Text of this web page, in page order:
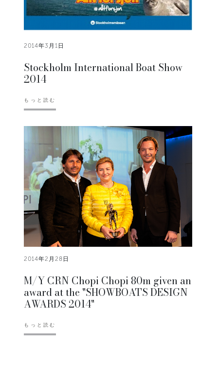
2014年3月1日
Stockholm International Boat Show
2014
もっと読む
2014年2月28日
M/Y CRN Chopi Chopi 80m given an
award at the "SHOWBOATS DESIGN
AWARDS 2014"
もっと読む